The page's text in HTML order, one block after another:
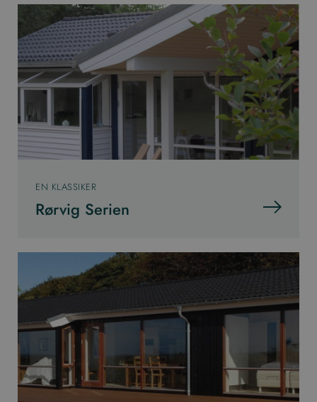
EN KLASSIKER
Rørvig Serien